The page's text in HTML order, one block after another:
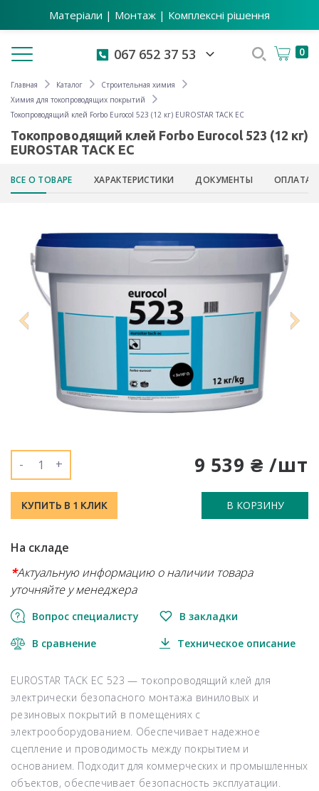
Матеріали | Монтаж | Комплексні рішення
Toggle navigation 067 652 37 53 0
Главная Каталог
Строительная химия
Химия для токопроводящих покрытий
Токопроводящий клей Forbo Eurocol 523 (12 кг) EUROSTAR TACK EC
Токопроводящий клей Forbo Eurocol 523 (12 кг)
EUROSTAR TACK EC
ВСЕ О ТОВАРЕ ХАРАКТЕРИСТИКИ ДОКУМЕНТЫ ОПЛАТА
9 539 ₴ /шт
- +
КУПИТЬ В 1 КЛИК В КОРЗИНУ
На складе
*Актуальную информацию о наличии товара
уточняйте у менеджера
Вопрос специалисту В закладки
В сравнение Техническое описание
EUROSTAR TACK EC 523 — токопроводящий клей для
электрически безопасного монтажа виниловых и
резиновых покрытий в помещениях с
электрооборудованием. Обеспечивает надежное
сцепление и проводимость между покрытием и
основанием. Подходит для коммерческих и промышленных
объектов, обеспечивает безопасность эксплуатации.